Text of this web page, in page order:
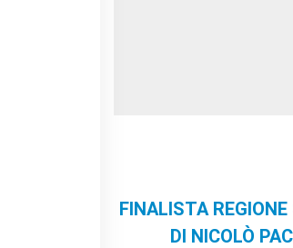
FINALISTA
DI NICOLÒ